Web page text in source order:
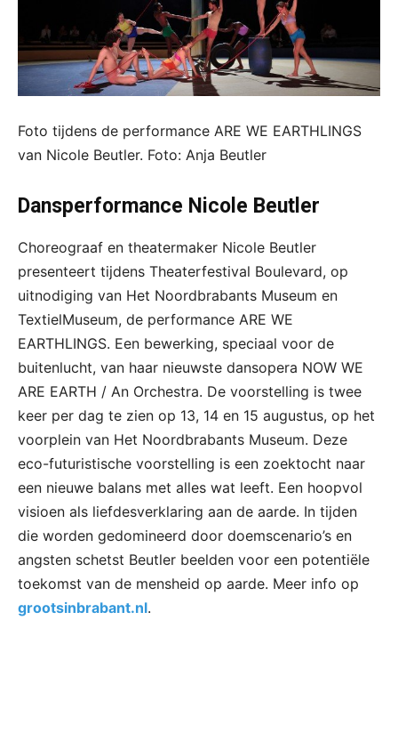
Foto tijdens de performance ARE WE EARTHLINGS
van Nicole Beutler. Foto: Anja Beutler
Dansperformance Nicole Beutler
Choreograaf en theatermaker Nicole Beutler
presenteert tijdens Theaterfestival Boulevard, op
uitnodiging van Het Noordbrabants Museum en
TextielMuseum, de performance ARE WE
EARTHLINGS. Een bewerking, speciaal voor de
buitenlucht, van haar nieuwste dansopera NOW WE
ARE EARTH / An Orchestra. De voorstelling is twee
keer per dag te zien op 13, 14 en 15 augustus, op het
voorplein van Het Noordbrabants Museum. Deze
eco-futuristische voorstelling is een zoektocht naar
een nieuwe balans met alles wat leeft. Een hoopvol
visioen als liefdesverklaring aan de aarde. In tijden
die worden gedomineerd door doemscenario’s en
angsten schetst Beutler beelden voor een potentiële
toekomst van de mensheid op aarde. Meer info op
grootsinbrabant.nl.